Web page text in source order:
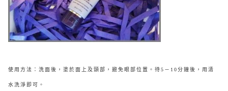
使用方法：洗面後，塗於面上及頸部，避免眼部位置。待5－10分鐘後，用清
水洗淨即可。